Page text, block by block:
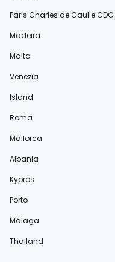
Paris Charles de Gaulle CDG
Madeira
Malta
Venezia
Island
Roma
Mallorca
Albania
Kypros
Porto
Málaga
Thailand